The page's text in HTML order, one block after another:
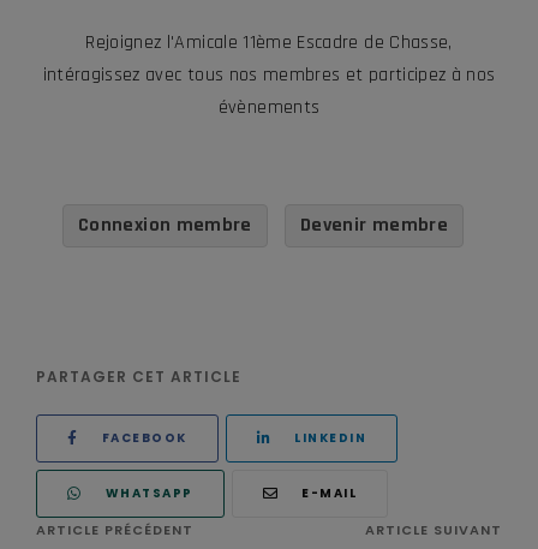
Rejoignez l'Amicale 11ème Escadre de Chasse,
intéragissez avec tous nos membres et participez à nos
évènements
Connexion membre Devenir membre
PARTAGER CET ARTICLE
FACEBOOK LINKEDIN
WHATSAPP E-MAIL
ARTICLE PRÉCÉDENT ARTICLE SUIVANT